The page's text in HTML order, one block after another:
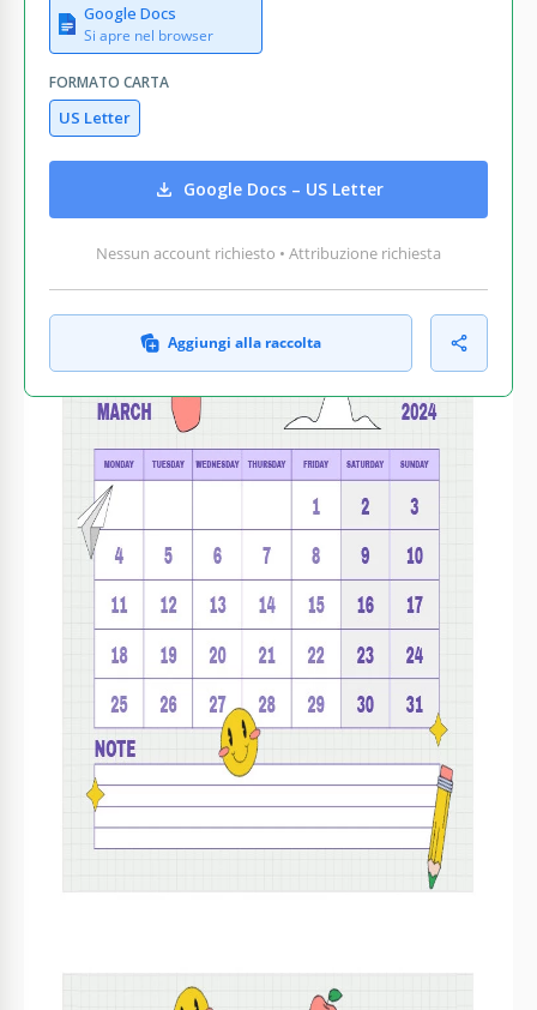
Google Docs
Si apre nel browser
FORMATO CARTA
US Letter
Google Docs – US Letter
Nessun account richiesto • Attribuzione richiesta
Aggiungi alla raccolta
COSA INCLUDE
Design a quadri vivace e colorato
Intestazioni dei mesi e note modificabili
Distribuzione organizzata di giorni e settimane
Pronto per la stampa e distribuzione
Personalizza i colori per i temi scolastici.
Aggiungi date importanti prima dell'inizio dell'anno
scolastico.